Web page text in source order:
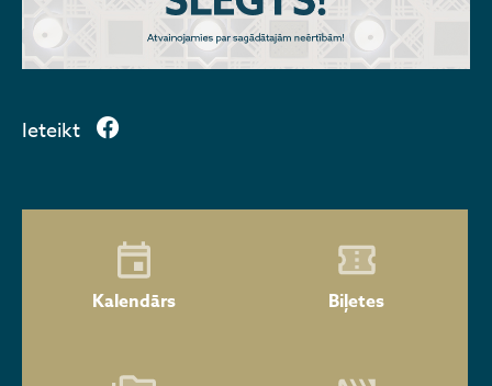
Ieteikt
Kalendārs Biļetes